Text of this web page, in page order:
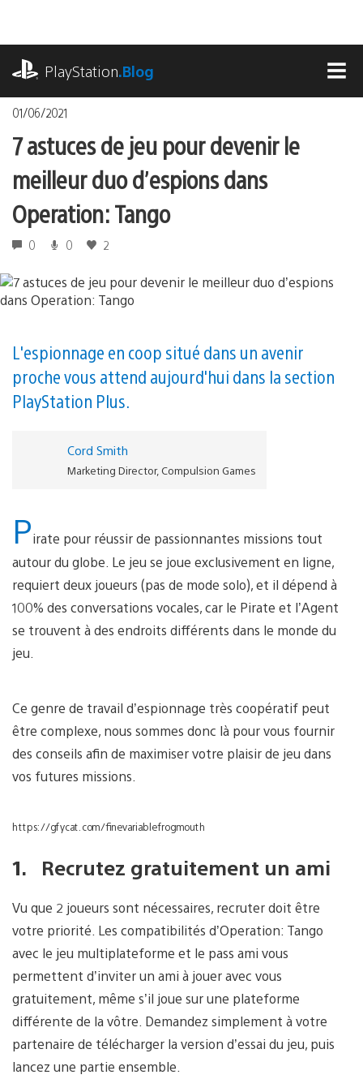
contenu
PlayStation.Blog
01/06/2021
7 astuces de jeu pour devenir le
meilleur duo d’espions dans
Operation: Tango
0 0 2
L'espionnage en coop situé dans un avenir
proche vous attend aujourd'hui dans la section
PlayStation Plus.
Cord Smith
Marketing Director, Compulsion Games
Pirate pour réussir de passionnantes missions tout
autour du globe. Le jeu se joue exclusivement en ligne,
requiert deux joueurs (pas de mode solo), et il dépend à
100% des conversations vocales, car le Pirate et l’Agent
se trouvent à des endroits différents dans le monde du
jeu.
Ce genre de travail d’espionnage très coopératif peut
être complexe, nous sommes donc là pour vous fournir
des conseils afin de maximiser votre plaisir de jeu dans
vos futures missions.
https://gfycat.com/finevariablefrogmouth
1. Recrutez gratuitement un ami
Vu que 2 joueurs sont nécessaires, recruter doit être
votre priorité. Les compatibilités d’Operation: Tango
avec le jeu multiplateforme et le pass ami vous
permettent d’inviter un ami à jouer avec vous
gratuitement, même s’il joue sur une plateforme
différente de la vôtre. Demandez simplement à votre
partenaire de télécharger la version d’essai du jeu, puis
lancez une partie ensemble.